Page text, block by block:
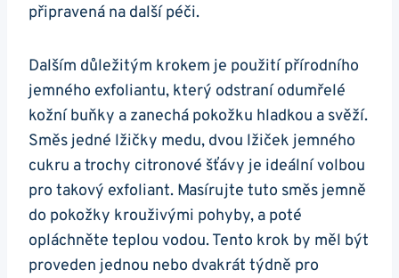
připravená na ⁢další péči.
Dalším⁢ důležitým⁢ krokem ⁤je použití přírodního⁤
jemného exfoliantu, který odstraní odumřelé
⁢kožní buňky‍ a zanechá pokožku hladkou ​a svěží.
Směs jedné lžičky medu, dvou lžiček‍ jemného
cukru a trochy‌ citronové šťávy je ideální volbou
pro takový exfoliant. Masírujte tuto směs jemně
do pokožky krouživými pohyby, a poté
⁣opláchněte teplou vodou. Tento​ krok by měl být
proveden jednou nebo dvakrát ‌týdně pro